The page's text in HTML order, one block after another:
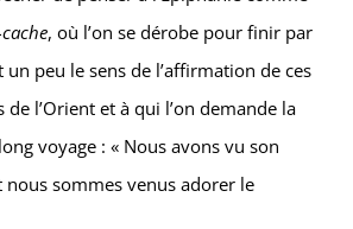
, où l’on se dérobe pour finir par
un peu le sens de l’affirmation de ces
de l’Orient et à qui l’on demande la
voyage : « Nous avons vu son
nous sommes venus adorer le